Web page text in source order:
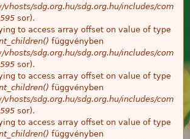
vhosts/sdg.org.hu/sdg.org.hu/includes/com
sor).
to access array offset on value of type
függvényben
vhosts/sdg.org.hu/sdg.org.hu/includes/com
sor).
to access array offset on value of type
függvényben
vhosts/sdg.org.hu/sdg.org.hu/includes/com
sor).
to access array offset on value of type
függvényben